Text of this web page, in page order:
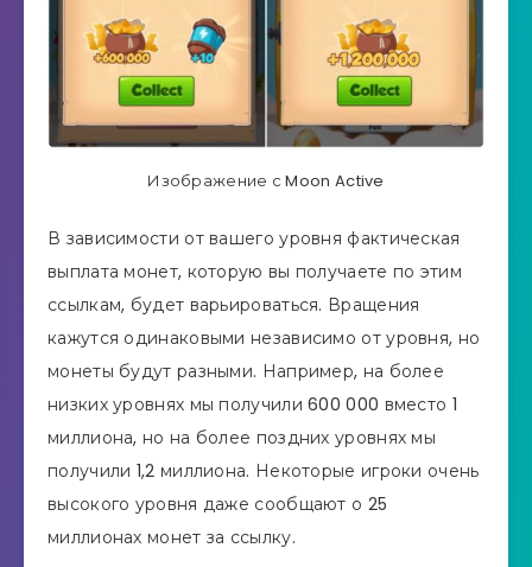
Изображение с Moon Active
В зависимости от вашего уровня фактическая
выплата монет, которую вы получаете по этим
ссылкам, будет варьироваться. Вращения
кажутся одинаковыми независимо от уровня, но
монеты будут разными. Например, на более
низких уровнях мы получили 600 000 вместо 1
миллиона, но на более поздних уровнях мы
получили 1,2 миллиона. Некоторые игроки очень
высокого уровня даже сообщают о 25
миллионах монет за ссылку.